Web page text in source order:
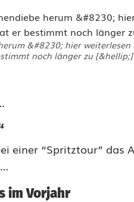
&#8230; hier
noch länger zu [&hellip;]
einer “Spritztour” das
…
im Vorjahr